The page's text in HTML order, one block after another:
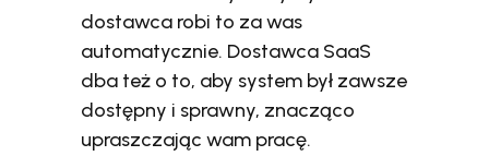
dostawca robi to za was
automatycznie. Dostawca SaaS
dba też o to, aby system był zawsze
dostępny i sprawny, znacząco
upraszczając wam pracę.